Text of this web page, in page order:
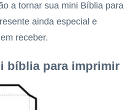
a tornar sua mini Bíblia para
ainda especial e
receber.
bíblia para imprimir